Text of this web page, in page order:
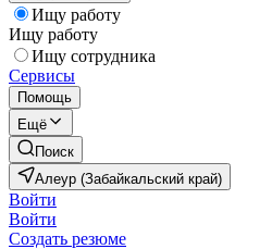
Ищу работу
Ищу работу
Ищу сотрудника
Сервисы
Помощь
Ещё
Поиск
Алеур (Забайкальский край)
Войти
Войти
Создать резюме